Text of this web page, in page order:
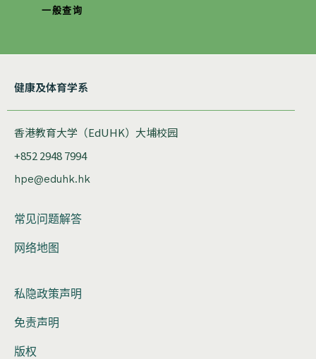
一般查询
健康及体育学系
香港教育大学（EdUHK）大埔校园
+852 2948 7994
hpe@eduhk.hk
常见问题解答
网络地图
私隐政策声明
免责声明
版权